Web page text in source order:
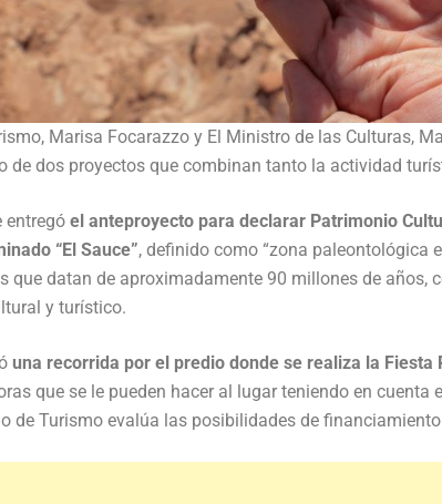
Marisa Focarazzo y El Ministro de las Culturas,
de dos proyectos que combinan tanto la actividad
entregó el anteproyecto para declarar Patrimonio
“El Sauce”, definido como “zona paleontológica
que datan de aproximadamente 90 millones de años,
y turístico.
una recorrida por el predio donde se realiza la Fiesta
que se le pueden hacer al lugar teniendo en
de Turismo evalúa las posibilidades de